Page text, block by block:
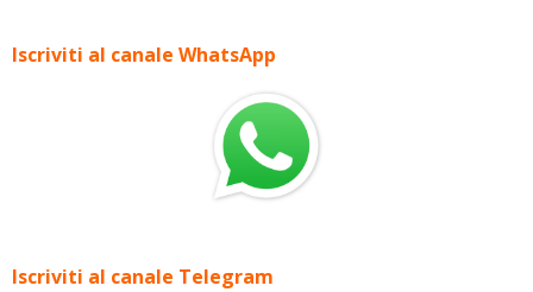
Iscriviti al canale WhatsApp
Iscriviti al canale Telegram